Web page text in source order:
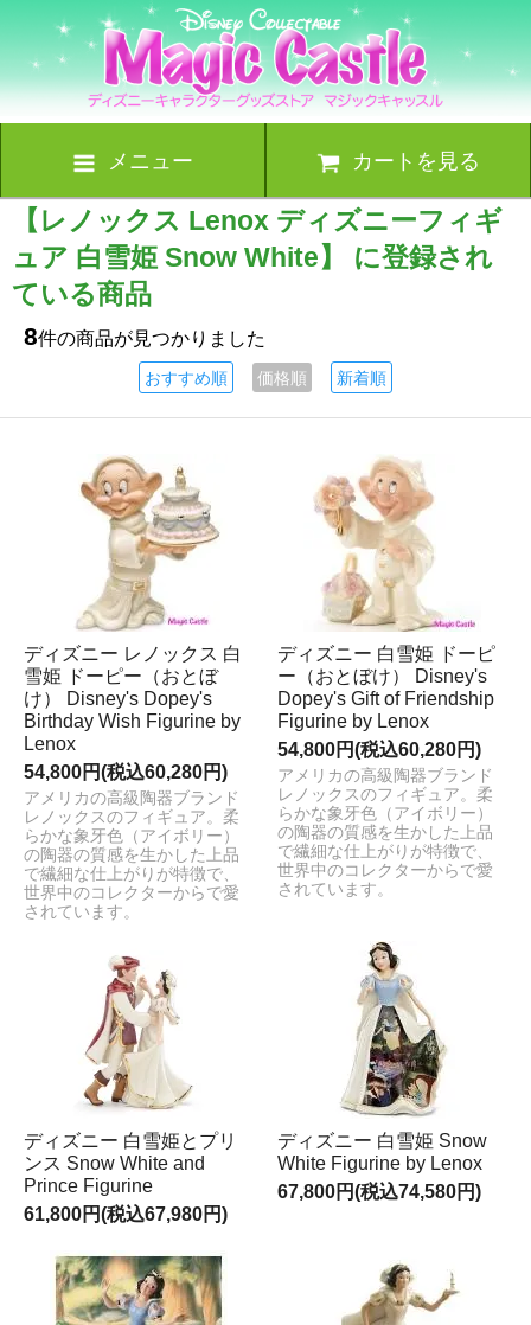
メニュー カートを見る
【レノックス Lenox ディズニーフィギ
ュア 白雪姫 Snow White】 に登録され
ている商品
8件の商品が見つかりました
おすすめ順 価格順 新着順
ディズニー レノックス 白
雪姫 ドーピー（おとぼ
け） Disney's Dopey's
Birthday Wish Figurine by
Lenox
54,800円(税込60,280円)
アメリカの高級陶器ブランド
レノックスのフィギュア。柔
らかな象牙色（アイボリー）
の陶器の質感を生かした上品
で繊細な仕上がりが特徴で、
世界中のコレクターからで愛
されています。
ディズニー 白雪姫 ドーピ
ー（おとぼけ） Disney's
Dopey's Gift of Friendship
Figurine by Lenox
54,800円(税込60,280円)
アメリカの高級陶器ブランド
レノックスのフィギュア。柔
らかな象牙色（アイボリー）
の陶器の質感を生かした上品
で繊細な仕上がりが特徴で、
世界中のコレクターからで愛
されています。
ディズニー 白雪姫とプリ
ンス Snow White and
Prince Figurine
61,800円(税込67,980円)
ディズニー 白雪姫 Snow
White Figurine by Lenox
67,800円(税込74,580円)